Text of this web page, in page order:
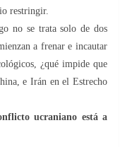
restringir.
no se trata solo de dos
a frenar e incautar
¿qué impide que
e Irán en el Estrecho
ucraniano está a